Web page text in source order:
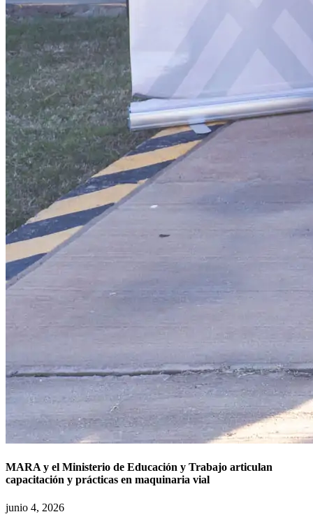
MARA y el Ministerio de Educación y Trabajo articulan
capacitación y prácticas en maquinaria vial
junio 4, 2026